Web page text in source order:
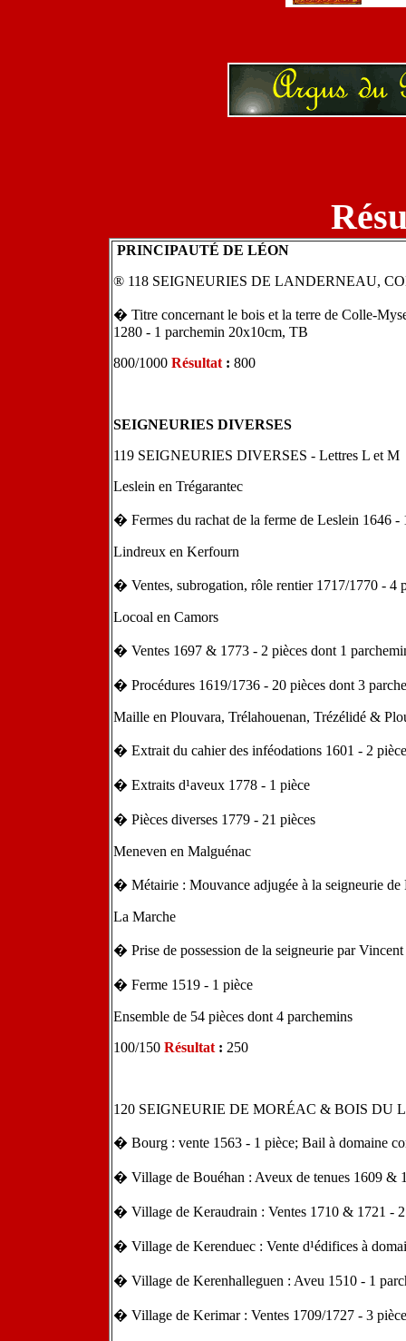
PRINCIPAUTÉ DE LÉON
® 118 SEIGNEURIES DE LANDERNEAU,
� Titre concernant le bois et la terre de Colle-
1280 - 1 parchemin 20x10cm, TB
800/1000 Résultat : 800
SEIGNEURIES DIVERSES
119 SEIGNEURIES DIVERSES - Lettres L et M
Leslein en Trégarantec
� Fermes du rachat de la ferme de Leslein 1646 -
Lindreux en Kerfourn
� Ventes, subrogation, rôle rentier 1717/1770 - 4
Locoal en Camors
� Ventes 1697 & 1773 - 2 pièces dont 1
� Procédures 1619/1736 - 20 pièces dont 3
Maille en Plouvara, Trélahouenan, Trézélidé &
� Extrait du cahier des inféodations 1601 - 2
� Extraits d¹aveux 1778 - 1 pièce
� Pièces diverses 1779 - 21 pièces
Meneven en Malguénac
� Métairie : Mouvance adjugée à la seigneurie de
La Marche
� Prise de possession de la seigneurie par
� Ferme 1519 - 1 pièce
Ensemble de 54 pièces dont 4 parchemins
100/150 Résultat : 250
120 SEIGNEURIE DE MORÉAC & BOIS DU
� Bourg : vente 1563 - 1 pièce; Bail à domaine
� Village de Bouéhan : Aveux de tenues 1609 &
� Village de Keraudrain : Ventes 1710 & 1721 - 2
� Village de Kerenduec : Vente d¹édifices à
� Village de Kerenhalleguen : Aveu 1510 - 1
� Village de Kerimar : Ventes 1709/1727 - 3